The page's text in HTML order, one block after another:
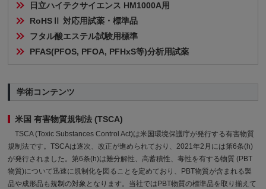
日立ハイテクサイエンス HM1000A用
RoHSⅡ 対応用試薬・標準品
フタル酸エステル試験用標準
PFAS(PFOS, PFOA, PFHxS等)分析用試薬
学術コンテンツ
米国 有害物質規制法 (TSCA)
TSCA (Toxic Substances Control Act)は米国環境保護庁が発行する有害物質
規制法です。TSCAは逐次、改正が進められており、2021年2月には第6条(h)
が発行されました。第6条(h)は難分解性、高蓄積性、毒性を有する物質 (PBT
物質)について迅速に規制化を図ることを定めており、PBT物質が含まれる製
品や成形品も規制の対象となります。当社ではPBT物質の標準品を取り揃えて